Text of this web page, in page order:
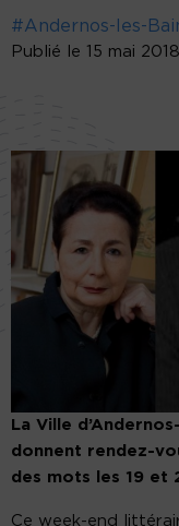
#Andernos-les-
Publié le 15 mai
La Ville
donnent rendez-
des mots les 19 et
Ce week-end